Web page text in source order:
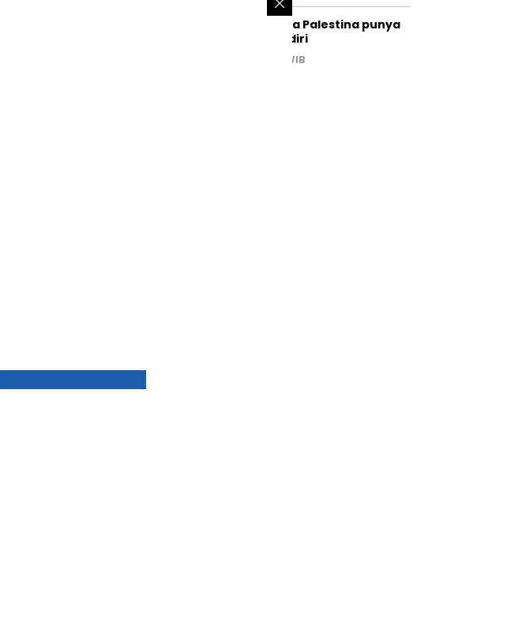
Israel larang warga Palestina punya
kamar mandi sendiri
Juli 22, 2026 | 14:50 WIB